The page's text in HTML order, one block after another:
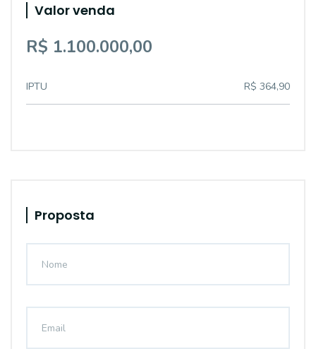
Valor venda
R$ 1.100.000,00
IPTU R$ 364,90
Proposta